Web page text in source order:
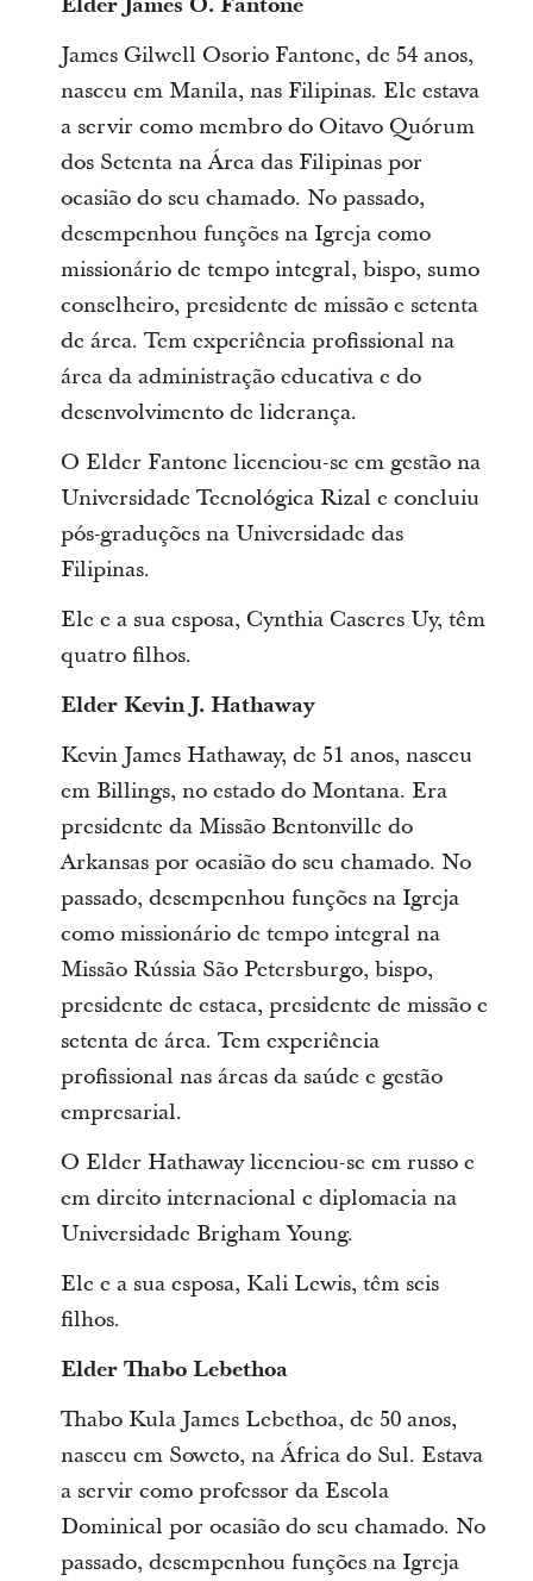
James Gilwell Osorio Fantone, de 54 anos,
nasceu em Manila, nas Filipinas. Ele estava
a servir como membro do Oitavo Quórum
dos Setenta na Área das Filipinas por
ocasião do seu chamado. No passado,
desempenhou funções na Igreja como
missionário de tempo integral, bispo, sumo
conselheiro, presidente de missão e setenta
de área. Tem experiência profissional na
área da administração educativa e do
desenvolvimento de liderança.
O Elder Fantone licenciou-se em gestão na
Universidade Tecnológica Rizal e concluiu
pós-graduções na Universidade das
Filipinas.
Ele e a sua esposa, Cynthia Caseres Uy, têm
quatro filhos.
Elder Kevin J. Hathaway
Kevin James Hathaway, de 51 anos, nasceu
em Billings, no estado do Montana. Era
presidente da Missão Bentonville do
Arkansas por ocasião do seu chamado. No
passado, desempenhou funções na Igreja
como missionário de tempo integral na
Missão Rússia São Petersburgo, bispo,
presidente de estaca, presidente de missão e
setenta de área. Tem experiência
profissional nas áreas da saúde e gestão
empresarial.
O Elder Hathaway licenciou-se em russo e
em direito internacional e diplomacia na
Universidade Brigham Young.
Ele e a sua esposa, Kali Lewis, têm seis
filhos.
Elder Thabo Lebethoa
Thabo Kula James Lebethoa, de 50 anos,
nasceu em Soweto, na África do Sul. Estava
a servir como professor da Escola
Dominical por ocasião do seu chamado. No
passado, desempenhou funções na Igreja